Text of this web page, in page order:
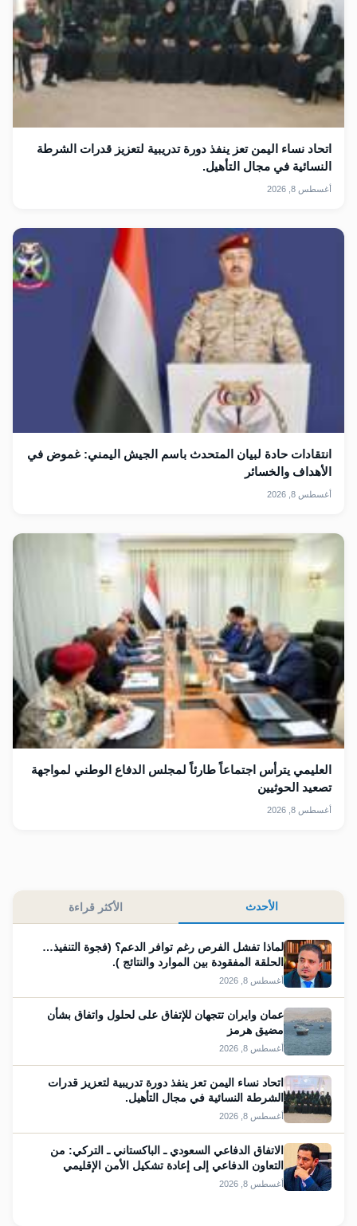
اتحاد نساء اليمن تعز ينفذ دورة تدريبية لتعزيز قدرات الشرطة
النسائية في مجال التأهيل.
أغسطس 8, 2026
انتقادات حادة لبيان المتحدث باسم الجيش اليمني: غموض في
الأهداف والخسائر
أغسطس 8, 2026
العليمي يترأس اجتماعاً طارئاً لمجلس الدفاع الوطني لمواجهة
تصعيد الحوثيين
أغسطس 8, 2026
الأحدث الأكثر قراءة
لماذا تفشل الفرص رغم توافر الدعم؟ (فجوة التنفيذ…
الحلقة المفقودة بين الموارد والنتائج ).
أغسطس 8, 2026
عمان وايران تتجهان للإتفاق على لحلول واتفاق بشأن
مضيق هرمز
أغسطس 8, 2026
اتحاد نساء اليمن تعز ينفذ دورة تدريبية لتعزيز قدرات
الشرطة النسائية في مجال التأهيل.
أغسطس 8, 2026
الاتفاق الدفاعي السعودي ـ الباكستاني ـ التركي: من
التعاون الدفاعي إلى إعادة تشكيل الأمن الإقليمي
أغسطس 8, 2026